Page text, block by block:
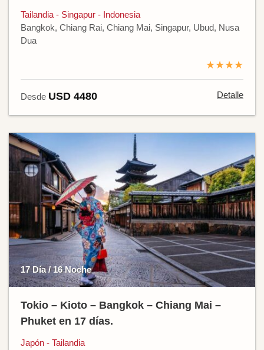
Tailandia - Singapur - Indonesia
Bangkok, Chiang Rai, Chiang Mai, Singapur, Ubud, Nusa
Dua
★★★★
Desde USD 4480 Detalle
17 Día / 16 Noche
Tokio – Kioto – Bangkok – Chiang Mai –
Phuket en 17 días.
Japón - Tailandia